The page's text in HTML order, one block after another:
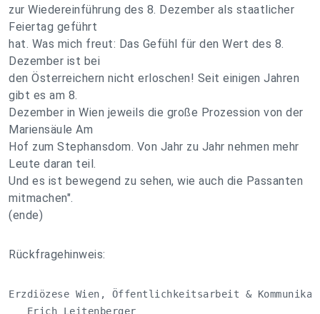
zur Wiedereinführung des 8. Dezember als staatlicher
Feiertag geführt
hat. Was mich freut: Das Gefühl für den Wert des 8.
Dezember ist bei
den Österreichern nicht erloschen! Seit einigen Jahren
gibt es am 8.
Dezember in Wien jeweils die große Prozession von der
Mariensäule Am
Hof zum Stephansdom. Von Jahr zu Jahr nehmen mehr
Leute daran teil.
Und es ist bewegend zu sehen, wie auch die Passanten
mitmachen".
(ende)
Rückfragehinweis:
Erzdiözese Wien, Öffentlichkeitsarbeit &
   Erich Leitenberger